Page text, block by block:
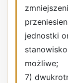
jednostki
możliwe;
7)